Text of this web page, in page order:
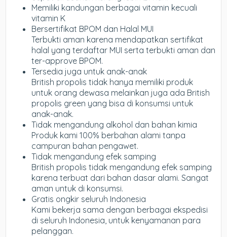
Memiliki kandungan berbagai vitamin kecuali
vitamin K
Bersertifikat BPOM dan Halal MUI
Terbukti aman karena mendapatkan sertifikat
halal yang terdaftar MUI serta terbukti aman dan
ter-approve BPOM.
Tersedia juga untuk anak-anak
British propolis tidak hanya memiliki produk
untuk orang dewasa melainkan juga ada British
propolis green yang bisa di konsumsi untuk
anak-anak.
Tidak mengandung alkohol dan bahan kimia
Produk kami 100% berbahan alami tanpa
campuran bahan pengawet.
Tidak mengandung efek samping
British propolis tidak mengandung efek samping
karena terbuat dari bahan dasar alami. Sangat
aman untuk di konsumsi.
Gratis ongkir seluruh Indonesia
Kami bekerja sama dengan berbagai ekspedisi
di seluruh Indonesia, untuk kenyamanan para
pelanggan.